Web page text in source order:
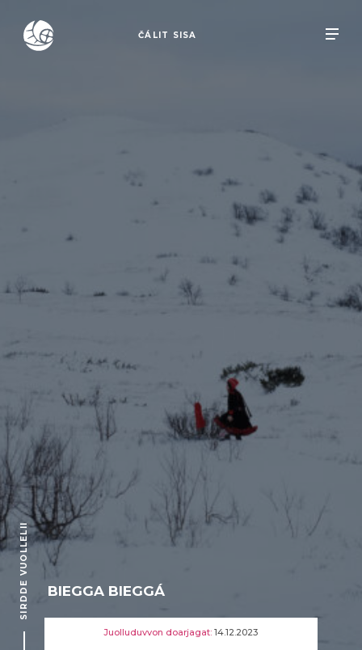
ČÁLIT SISA
SIRDDE VUOLLELII BIEGGA BIEGGÁ
Juolluduvvon doarjagat: 14.12.2023